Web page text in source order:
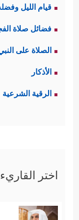
وَٱلۡفِضَّةَ وَلَا
أَلِیمࣲ﴾
ثالثًا:
﴿قَـٰتِلُواْ ٱلَّذِینَ
قيام الليل
فضائل صلاة
الصلاة على
الأذكار
الرقية الشرعية
اختر القاريء